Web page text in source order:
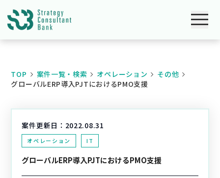
TOP 案件一覧・検索 オペレーション
その他
グローバルERP導入PJTにおけるPMO支援
案件更新日： 2022.08.31
オペレーション IT
グローバルERP導入PJTにおけるPMO支援